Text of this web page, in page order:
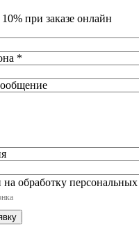
при заказе онлайн
*
на обработку